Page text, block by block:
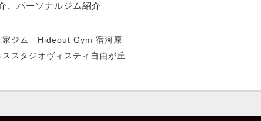
、パーソナルジム紹介
家ジム Hideout Gym 宿河原
ススタジオヴィスティ自由が丘